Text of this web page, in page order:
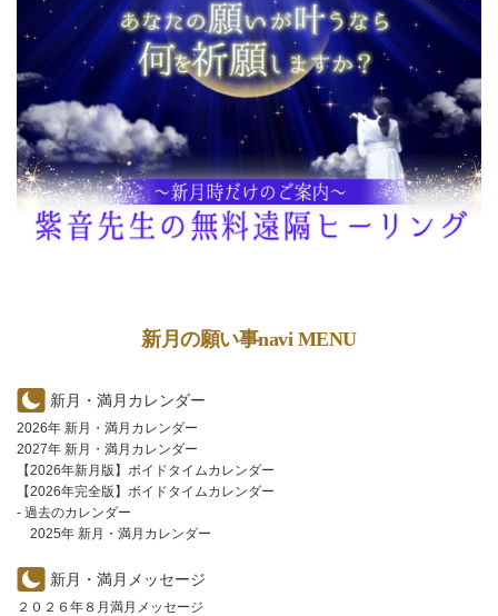
新月の願い事navi MENU
新月・満月カレンダー
2026年 新月・満月カレンダー
2027年 新月・満月カレンダー
【2026年新月版】ボイドタイムカレンダー
【2026年完全版】ボイドタイムカレンダー
- 過去のカレンダー
2025年 新月・満月カレンダー
新月・満月メッセージ
２０２６年８月満月メッセージ